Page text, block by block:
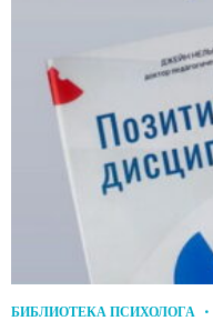
БИБЛИОТЕКА ПСИХОЛОГА